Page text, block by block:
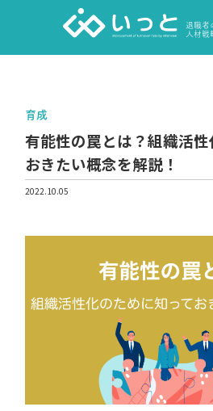
退職者
人材戦
育成
有能性の罠とは？組織活
おきたい概念を解説！
2022.10.05